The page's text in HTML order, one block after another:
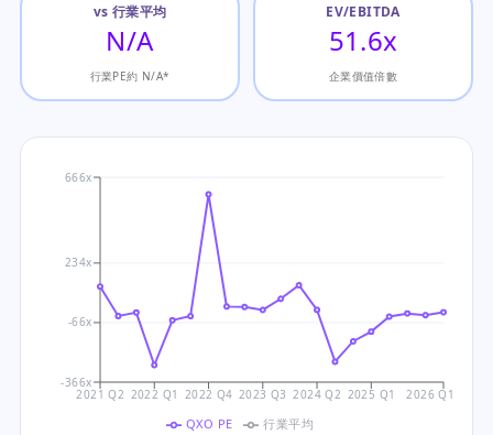
vs 行業平均
N/A
行業PE約 N/A*
EV/EBITDA
51.6x
企業價值倍數
2021 Q2 2022 Q1 2022 Q4 2023 Q3 2024 Q2 2025 Q1 2026 Q1
-366x
-66x
234x
666x
QXO PE 行業平均